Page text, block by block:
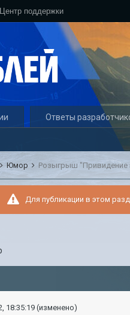
Центр поддержки
Ответы
Юмор Розыгрыш "Привидение
Для публикации в этом
18:35:19 (изменено)